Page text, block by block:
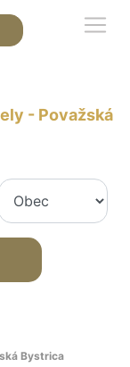
- Považská
Bystrica